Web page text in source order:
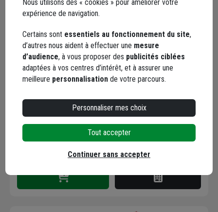
Brique de linteau et de
chaînage horizontal 200
x 200 x 500 mm
9,97 €
Choisir une agence pour vérifier le stock
Livraison disponible selon stock agence
Nous utilisons des « cookies » pour améliorer votre
expérience de navigation.
Certains sont essentiels au fonctionnement du site,
d’autres nous aident à effectuer une mesure
d’audience, à vous proposer des publicités ciblées
adaptées à vos centres d’intérêt, et à assurer une
meilleure personnalisation de votre parcours.
Personnaliser mes choix
Tout accepter
Continuer sans accepter